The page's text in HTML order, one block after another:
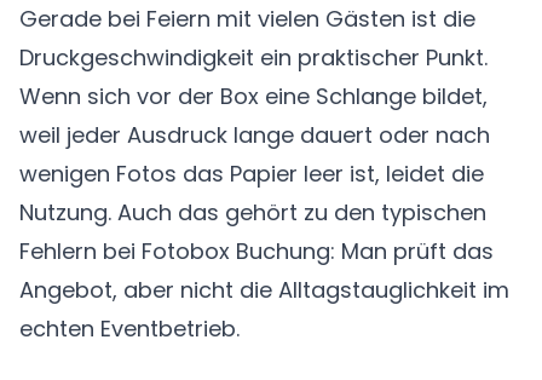
Gerade bei Feiern mit vielen Gästen ist die
Druckgeschwindigkeit ein praktischer Punkt.
Wenn sich vor der Box eine Schlange bildet,
weil jeder Ausdruck lange dauert oder nach
wenigen Fotos das Papier leer ist, leidet die
Nutzung. Auch das gehört zu den typischen
Fehlern bei Fotobox Buchung: Man prüft das
Angebot, aber nicht die Alltagstauglichkeit im
echten Eventbetrieb.